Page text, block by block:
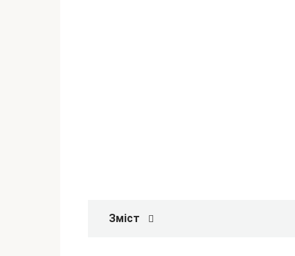
Зміст